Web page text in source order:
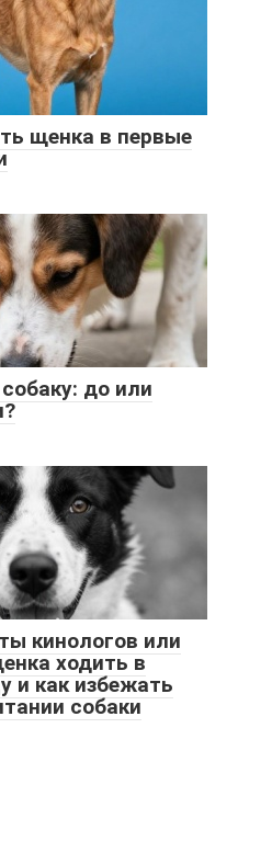
щенка в первые
до или
кинологов или
ходить в
и как избежать
собаки